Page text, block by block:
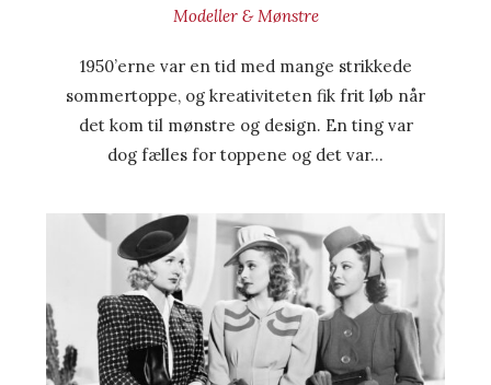
Modeller & Mønstre
1950’erne var en tid med mange strikkede
sommertoppe, og kreativiteten fik frit løb når
det kom til mønstre og design. En ting var
dog fælles for toppene og det var…